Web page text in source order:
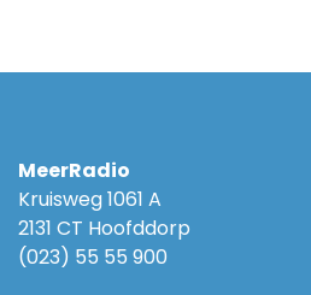
MeerRadio
Kruisweg 1061 A
2131 CT Hoofddorp
(023) 55 55 900